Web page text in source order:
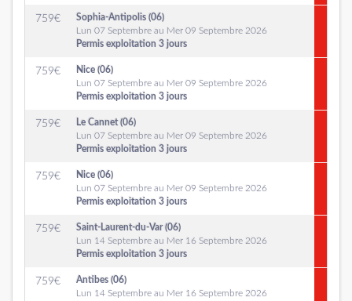
759€
Sophia-Antipolis (06)
Lun 07 Septembre au Mer 09 Septembre 2026
Permis exploitation 3 jours
759€
Nice (06)
Lun 07 Septembre au Mer 09 Septembre 2026
Permis exploitation 3 jours
759€
Le Cannet (06)
Lun 07 Septembre au Mer 09 Septembre 2026
Permis exploitation 3 jours
759€
Nice (06)
Lun 07 Septembre au Mer 09 Septembre 2026
Permis exploitation 3 jours
759€
Saint-Laurent-du-Var (06)
Lun 14 Septembre au Mer 16 Septembre 2026
Permis exploitation 3 jours
759€
Antibes (06)
Lun 14 Septembre au Mer 16 Septembre 2026